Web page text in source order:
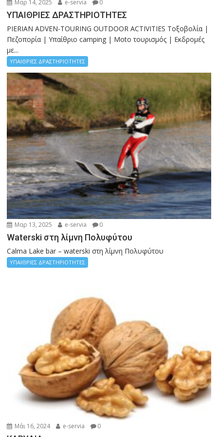
Μαρ 14, 2025 e-servia 0
ΥΠΑΙΘΡΙΕΣ ΔΡΑΣΤΗΡΙΟΤΗΤΕΣ
PIERIAN ADVEN-TOURING OUTDOOR ACTIVITIES Τοξοβολία |
Πεζοπορία | Υπαίθριο camping | Moto τουρισμός | Εκδρομές
με...
ΥΠΑΙΘΡΙΕΣ ΔΡΑΣΤΗΡΙΟΤΗΤΕΣ
Μαρ 13, 2025 e-servia 0
Waterski στη λίμνη Πολυφύτου
Calma Lake bar – waterski στη λίμνη Πολυφύτου
ΥΠΑΙΘΡΙΕΣ ΔΡΑΣΤΗΡΙΟΤΗΤΕΣ
Μάι 16, 2024 e-servia 0